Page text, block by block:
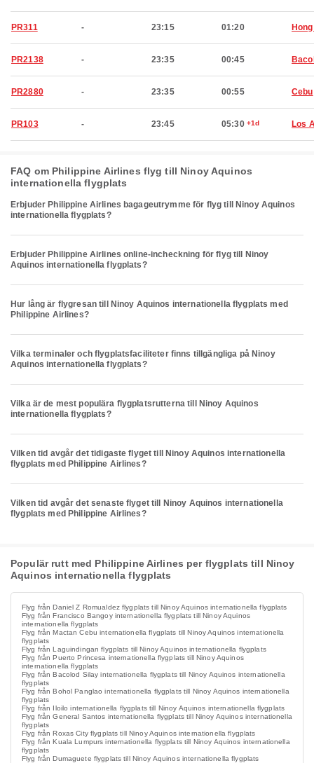
PR311 - 23:15 01:20
PR2138 - 23:35 00:45
PR2880 - 23:35 00:55 Cebu
PR103 - 23:45 05:30 +1d Los
FAQ om Philippine Airlines flyg till Ninoy Aquinos
internationella flygplats
Erbjuder Philippine Airlines bagageutrymme för flyg till Ninoy Aquinos
internationella flygplats?
Erbjuder Philippine Airlines online-incheckning för flyg till Ninoy
Aquinos internationella flygplats?
Hur lång är flygresan till Ninoy Aquinos internationella flygplats med
Philippine Airlines?
Vilka terminaler och flygplatsfaciliteter finns tillgängliga på Ninoy
Aquinos internationella flygplats?
Vilka är de mest populära flygplatsrutterna till Ninoy Aquinos
internationella flygplats?
Vilken tid avgår det tidigaste flyget till Ninoy Aquinos internationella
flygplats med Philippine Airlines?
Vilken tid avgår det senaste flyget till Ninoy Aquinos internationella
flygplats med Philippine Airlines?
Populär rutt med Philippine Airlines per flygplats till Ninoy
Aquinos internationella flygplats
Flyg från Daniel Z Romualdez flygplats till Ninoy Aquinos internationella flygplats
Flyg från Francisco Bangoy internationella flygplats till Ninoy Aquinos
internationella flygplats
Flyg från Mactan Cebu internationella flygplats till Ninoy Aquinos internationella
flygplats
Flyg från Laguindingan flygplats till Ninoy Aquinos internationella flygplats
Flyg från Puerto Princesa internationella flygplats till Ninoy Aquinos
internationella flygplats
Flyg från Bacolod Silay internationella flygplats till Ninoy Aquinos internationella
flygplats
Flyg från Bohol Panglao internationella flygplats till Ninoy Aquinos internationella
flygplats
Flyg från Iloilo internationella flygplats till Ninoy Aquinos internationella flygplats
Flyg från General Santos internationella flygplats till Ninoy Aquinos internationella
flygplats
Flyg från Roxas City flygplats till Ninoy Aquinos internationella flygplats
Flyg från Kuala Lumpurs internationella flygplats till Ninoy Aquinos internationella
flygplats
Flyg från Dumaguete flygplats till Ninoy Aquinos internationella flygplats